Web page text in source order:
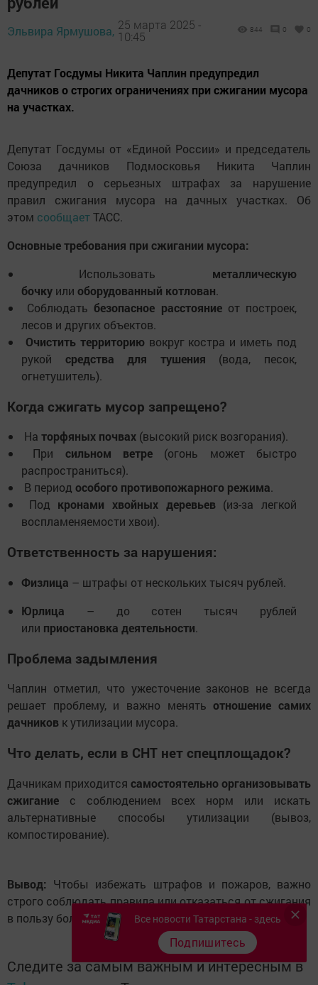
Эльвира Ярмушова, 25 марта 2025 -
10:45
844 0 0
Депутат Госдумы Никита Чаплин предупредил
дачников о строгих ограничениях при сжигании мусора
на участках.
Депутат Госдумы от «Единой России» и председатель
Союза дачников Подмосковья Никита Чаплин
предупредил о серьезных штрафах за нарушение
правил сжигания мусора на дачных участках. Об
этом сообщаетТАСС.
Основные требования при сжигании мусора:
Использовать металлическую
бочку или оборудованный котлован.
Соблюдать безопасное расстояниеот построек,
лесов и других объектов.
Очистить территориювокруг костра и иметь под
рукой средства для тушения (вода, песок,
огнетушитель).
Когда сжигать мусор запрещено?
На торфяных почвах (высокий риск возгорания).
При сильном ветре (огонь может быстро
распространиться).
В период особого противопожарного режима.
Под кронами хвойных деревьев(из-за легкой
воспламеняемости хвои).
Ответственность за нарушения:
Физлица – штрафы от нескольких тысяч рублей.
Юрлица – до сотен тысяч рублей
или приостановка деятельности.
Проблема задымления
Чаплин отметил, что ужесточение законов не всегда
решает проблему, и важно менятьотношение самих
дачников к утилизации мусора.
Что делать, если в СНТ нет спецплощадок?
Дачникам приходится самостоятельно организовывать
сжигание с соблюдением всех норм или искать
альтернативные способы утилизации (вывоз,
компостирование).
Вывод: Чтобы избежать штрафов и пожаров, важно
строго соблюдать правила или отказаться от сжигания
в пользу более безопасных методов.
Следите за самым важным и интересным в
Все новости Татарстана - здесь
Подпишитесь